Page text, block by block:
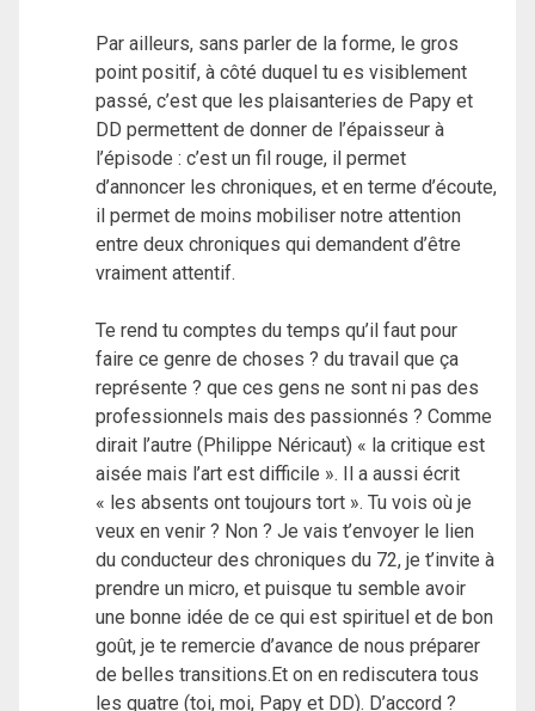
Par ailleurs, sans parler de la forme, le gros
point positif, à côté duquel tu es visiblement
passé, c’est que les plaisanteries de Papy et
DD permettent de donner de l’épaisseur à
l’épisode : c’est un fil rouge, il permet
d’annoncer les chroniques, et en terme d’écoute,
il permet de moins mobiliser notre attention
entre deux chroniques qui demandent d’être
vraiment attentif.
Te rend tu comptes du temps qu’il faut pour
faire ce genre de choses ? du travail que ça
représente ? que ces gens ne sont ni pas des
professionnels mais des passionnés ? Comme
dirait l’autre (Philippe Néricaut) « la critique est
aisée mais l’art est difficile ». Il a aussi écrit
« les absents ont toujours tort ». Tu vois où je
veux en venir ? Non ? Je vais t’envoyer le lien
du conducteur des chroniques du 72, je t’invite à
prendre un micro, et puisque tu semble avoir
une bonne idée de ce qui est spirituel et de bon
goût, je te remercie d’avance de nous préparer
de belles transitions.Et on en rediscutera tous
les quatre (toi, moi, Papy et DD). D’accord ?